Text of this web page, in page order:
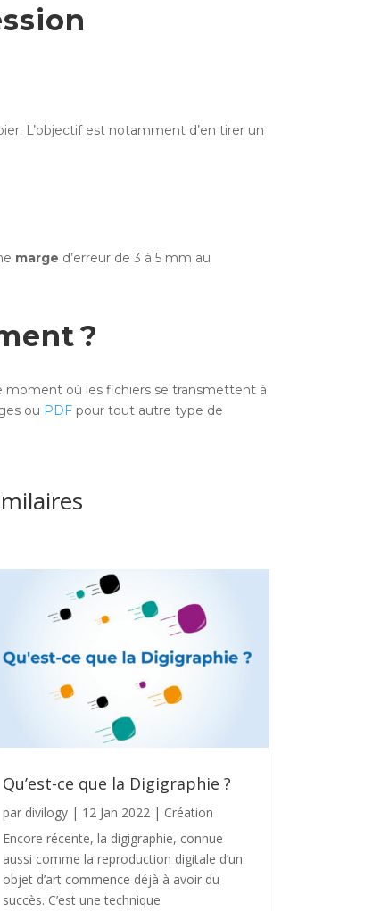
L’objectif est notamment d’en tirer un
marge d’erreur de 3 à 5 mm au
?
moment où les fichiers se transmettent à
ou PDF pour tout autre type de
Qu’est-ce que la Digigraphie ?
par divilogy| 12 Jan 2022 | Création
Encore récente, la digigraphie, connue
aussi comme la reproduction digitale d’un
objet d’art commence déjà à avoir du
succès. C’est une technique